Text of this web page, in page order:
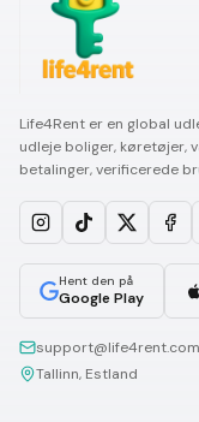
Life4Rent er en global
udleje boliger, køretøjer,
betalinger, verificerede
Hent den på
Google Play
support@life4rent.com
Tallinn, Estland